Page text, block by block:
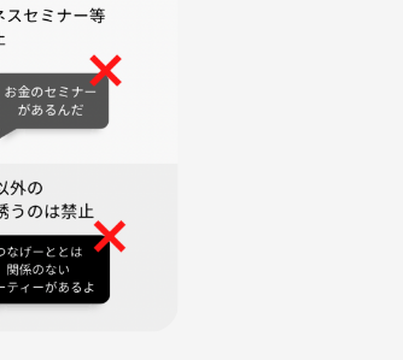
できません。参加者から複数のクレームが起きた場
等の説明をいたしません。
めに当社の判断により当会は中止されます。中止の
悪い時は確認してください。
損害について保証することはありません。また参加